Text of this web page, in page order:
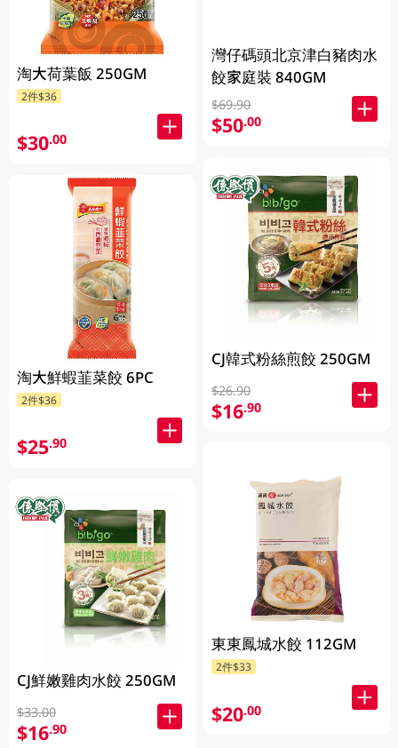
淘大荷葉飯 250GM
2件$36
$30.00
淘大鮮蝦韮菜餃 6PC
2件$36
$25.90
CJ鮮嫩雞肉水餃 250GM
$33.00
$16.90
灣仔碼頭北京津白豬肉水
餃家庭裝 840GM
$69.90
$50.00
CJ韓式粉絲煎餃 250GM
$26.90
$16.90
東東鳳城水餃 112GM
2件$33
$20.00